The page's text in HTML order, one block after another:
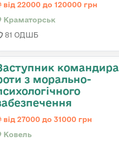
від 22000 до 120000 грн
Краматорськ
81 ОДШБ
командира
з морально-
від 27000 до 31000 грн
Ковель